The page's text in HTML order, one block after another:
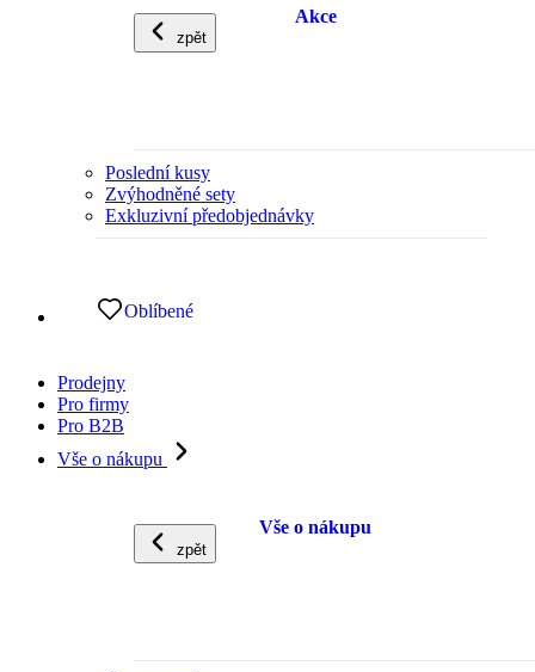
zpět
Akce
Poslední kusy
Zvýhodněné sety
Exkluzivní předobjednávky
Oblíbené
Prodejny
Pro firmy
Pro B2B
Vše o nákupu
zpět
Vše o nákupu